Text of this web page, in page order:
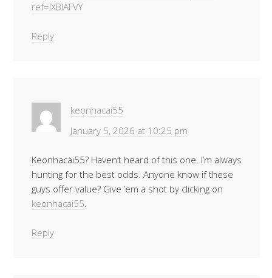
ref=IXBIAFVY
Reply
keonhacai55
January 5, 2026 at 10:25 pm
Keonhacai55? Haven’t heard of this one. I’m always
hunting for the best odds. Anyone know if these
guys offer value? Give ’em a shot by clicking on
keonhacai55.
Reply